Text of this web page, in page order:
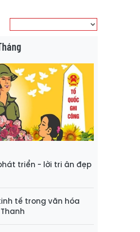
triển - lời tri ân đẹp
tế trong văn hóa